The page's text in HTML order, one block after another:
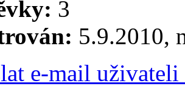
3
5.9.2010,
e-mail uživateli